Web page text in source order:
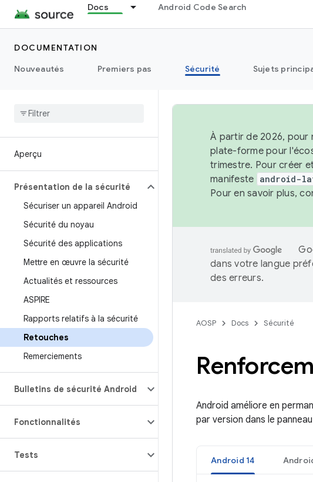
Docs Android Code Search
DOCUMENTATION
Nouveautés
Premiers pas Sécurité Sujets
Aperçu
Présentation de la sécurité
Sécuriser un appareil Android
Sécurité du noyau
Sécurité des applications
Mettre en œuvre la sécurité
Actualités et ressources
ASPIRE
Rapports relatifs à la sécurité
Retouches
Remerciements
Bulletins de sécurité Android
Fonctionnalités
Tests
À partir de 2026, pour
plate-forme pour
trimestre. Pour créer
manifeste android-
Pour en savoir plus,
dans votre langue
des erreurs.
AOSP Docs Sécurité
Android améliore en
par version dans le
Android 14